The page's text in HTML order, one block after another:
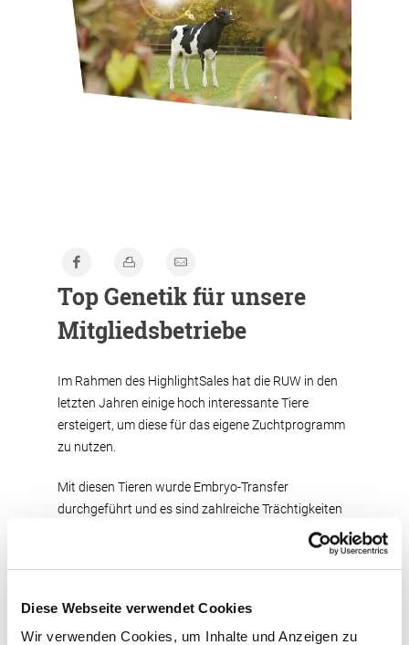
Diese Webseite verwendet Cookies
Wir verwenden Cookies, um Inhalte und Anzeigen zu
Top Genetik für unsere
Mitgliedsbetriebe
Im Rahmen des HighlightSales hat die RUW in den
letzten Jahren einige hoch interessante Tiere
ersteigert, um diese für das eigene Zuchtprogramm
zu nutzen.
Mit diesen Tieren wurde Embryo-Transfer
durchgeführt und es sind zahlreiche Trächtigkeiten
vorhanden. Die züchterische Nutzung der jetzt
tragenden Tiere ist für die RUW abgeschlossen, und
die Mitglieder der RUW können sie erwerben.
Zum Verkauf steht das jeweils tragende Tier
inklusive seiner eigenen Trächtigkeit, an die